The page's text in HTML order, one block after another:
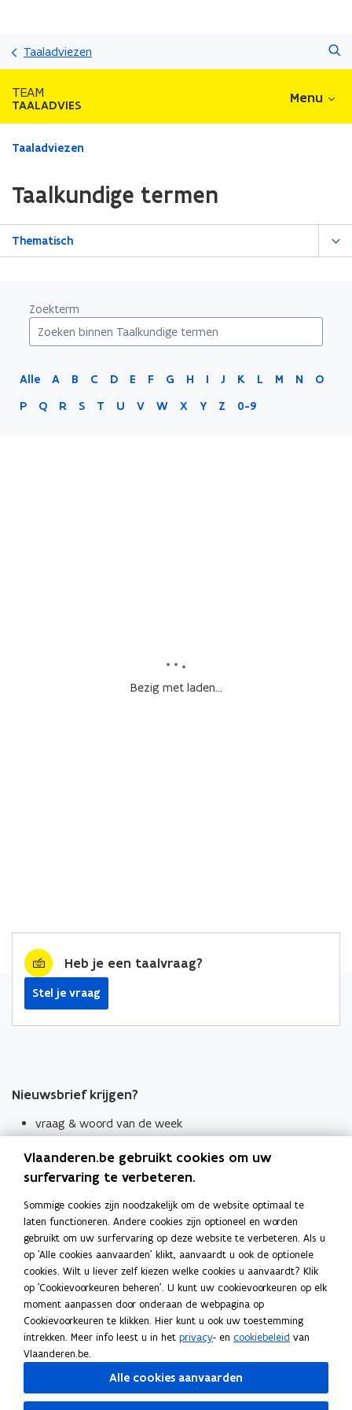
Taaladviezen
TEAM
TAALADVIES Menu
Gedaan
zich
op:
Taalkundige
Taaladviezen
Taalkundige termen
Thematisch
Zoekterm
Alle A B C D E F G H I J K L M N
O
P
Q R S T U V W X Y Z 0-9
Bezig met laden...
Heb je een taalvraag?
Stel je vraag
Nieuwsbrief krijgen?
vraag & woord van de week
Schrijf je in
Thema's
Taaladviezen
Spellingregels
Tips voor duidelijke taal
Bekijk ook
Spellingtests
Boek- en webwijzer
Vlaanderen.be gebruikt cookies om uw
surfervaring te verbeteren.
Sommige cookies zijn noodzakelijk om de website optimaal te
laten functioneren. Andere cookies zijn optioneel en worden
gebruikt om uw surfervaring op deze website te verbeteren. Als u
op 'Alle cookies aanvaarden' klikt, aanvaardt u ook de optionele
cookies. Wilt u liever zelf kiezen welke cookies u aanvaardt? Klik
op 'Cookievoorkeuren beheren'. U kunt uw cookievoorkeuren op elk
moment aanpassen door onderaan de webpagina op
Cookievoorkeuren te klikken. Hier kunt u ook uw toestemming
intrekken. Meer info leest u in het privacy- en cookiebeleid van
Vlaanderen.be.
Alle cookies aanvaarden